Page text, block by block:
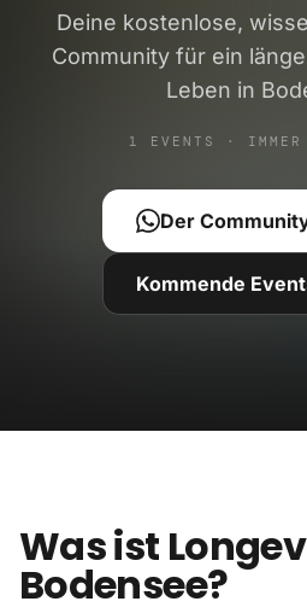
Deine kostenlose,
Community für ein
Leben in
1 EVENTS · IMMER
Der
Kommende
Was ist
Bodensee?